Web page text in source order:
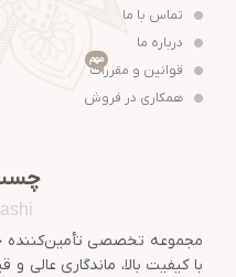
تماس با ما
درباره ما
قوانین و مقررات
مهم
همکاری در فروش
مجموعه تخصصی تأمین‌کننده
با کیفیت بالا، ماندگاری